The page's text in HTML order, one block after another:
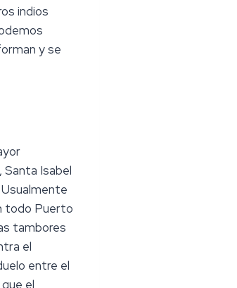
indios
y se
Santa Isabel
todo Puerto
tambores
el
entre el
el